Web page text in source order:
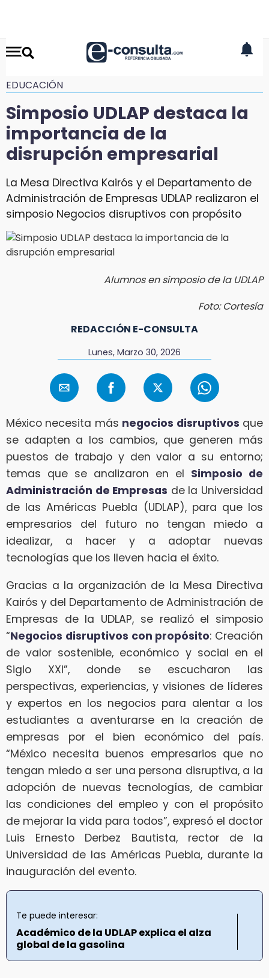
EDUCACIÓN
Simposio UDLAP destaca la
importancia de la
disrupción empresarial
La Mesa Directiva Kairós y el Departamento de
Administración de Empresas UDLAP realizaron el
simposio Negocios disruptivos con propósito
Alumnos en simposio de la UDLAP
Foto: Cortesía
REDACCIÓN E-CONSULTA
Lunes, Marzo 30, 2026
México necesita más negocios disruptivos que
se adapten a los cambios, que generen más
puestos de trabajo y den valor a su entorno;
temas que se analizaron en el Simposio de
Administración de Empresas de la Universidad
de las Américas Puebla (UDLAP), para que los
empresarios del futuro no tengan miedo a
idealizar, a hacer y a adoptar nuevas
tecnologías que los lleven hacia el éxito.
Gracias a la organización de la Mesa Directiva
Kairós y del Departamento de Administración de
Empresas de la UDLAP, se realizó el simposio
“Negocios disruptivos con propósito: Creación
de valor sostenible, económico y social en el
Siglo XXI”, donde se escucharon las
perspectivas, experiencias, y visiones de líderes
y expertos en los negocios para alentar a los
estudiantes a aventurarse en la creación de
empresas por el bien económico del país.
“México necesita buenos empresarios que no
tengan miedo a ser una persona disruptiva, a la
adopción de nuevas tecnologías, de cambiar
las condiciones del empleo y con el propósito
de mejorar la vida para todos”, expresó el doctor
Luis Ernesto Derbez Bautista, rector de la
Universidad de las Américas Puebla, durante la
inauguración del evento.
Te puede interesar:
Académico de la UDLAP explica el alza
global de la gasolina